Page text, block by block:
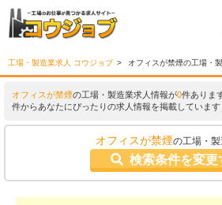
工場・製造業求人 コウジョブ オフィスが禁煙の工場・
オフィスが禁煙の工場・製造業求人情報が0件ありま
件からあなたにぴったりの求人情報を掲載しています
オフィスが禁煙の工場・製
検索条件を変更